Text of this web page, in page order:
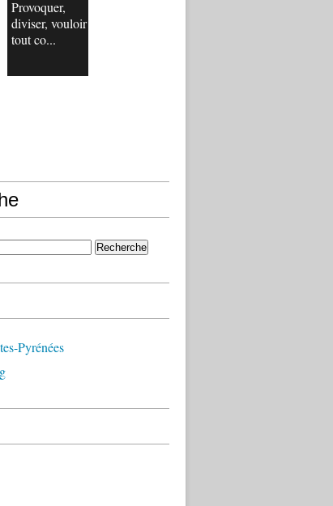
Provoquer,
diviser, vouloir
tout co...
Pyrénées